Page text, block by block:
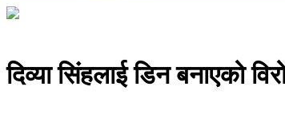
दिव्या सिंहलाई डिन बनाएको